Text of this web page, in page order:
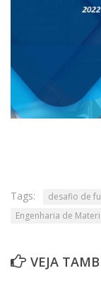
Agenda de
Defesa de
Tags: desafio de
Engenharia de
VEJA